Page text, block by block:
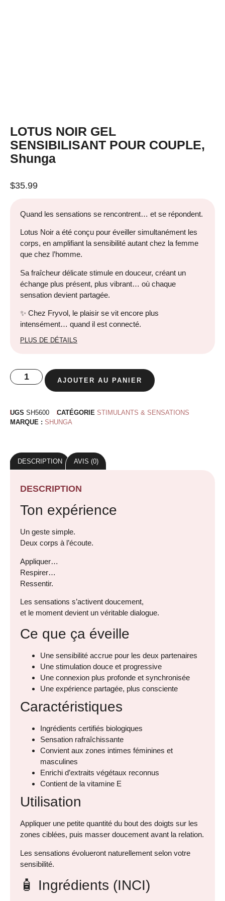
LOTUS NOIR GEL
SENSIBILISANT POUR COUPLE,
Shunga
$35.99
Quand les sensations se rencontrent… et se répondent.
Lotus Noir a été conçu pour éveiller simultanément les
corps, en amplifiant la sensibilité autant chez la femme
que chez l’homme.
Sa fraîcheur délicate stimule en douceur, créant un
échange plus présent, plus vibrant… où chaque
sensation devient partagée.
✨ Chez Fryvol, le plaisir se vit encore plus
intensément… quand il est connecté.
PLUS DE DÉTAILS
AJOUTER AU PANIER
UGS SH5600 CATÉGORIE STIMULANTS & SENSATIONS
MARQUE : SHUNGA
DESCRIPTION AVIS (0)
DESCRIPTION
Ton expérience
Un geste simple.
Deux corps à l’écoute.
Appliquer…
Respirer…
Ressentir.
Les sensations s’activent doucement,
et le moment devient un véritable dialogue.
Ce que ça éveille
Une sensibilité accrue pour les deux partenaires
Une stimulation douce et progressive
Une connexion plus profonde et synchronisée
Une expérience partagée, plus consciente
Caractéristiques
Ingrédients certifiés biologiques
Sensation rafraîchissante
Convient aux zones intimes féminines et
masculines
Enrichi d’extraits végétaux reconnus
Contient de la vitamine E
Utilisation
Appliquer une petite quantité du bout des doigts sur les
zones ciblées, puis masser doucement avant la relation.
Les sensations évolueront naturellement selon votre
sensibilité.
🧴 Ingrédients (INCI)